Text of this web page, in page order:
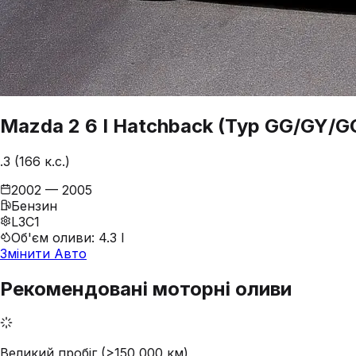
Mazda 2 6 I Hatchback (Typ GG/GY/
.3 (166 к.с.)
2002 — 2005
Бензин
L3C1
Об'єм оливи: 4.3 l
Змінити Авто
Рекомендовані моторні оливи